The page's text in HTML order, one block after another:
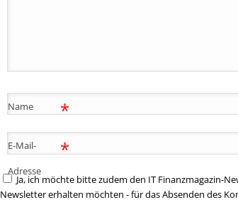
Name *
E-Mail-
Adresse
*
Ja, ich möchte bitte zudem den IT Finanzmagazin-
Newsletter erhalten möchten - für das Absenden des